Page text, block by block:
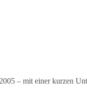
– mit einer kurzen